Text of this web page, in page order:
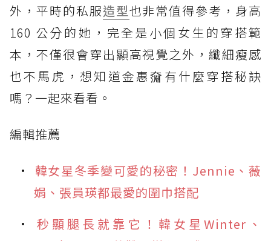
外，平時的私服造型也非常值得參考，身高
160 公分的她，完全是小個女生的穿搭範
本，不僅很會穿出顯高視覺之外，纖細瘦感
也不馬虎，想知道金惠奫有什麼穿搭秘訣
嗎？一起來看看。
編輯推薦
韓女星冬季變可愛的秘密！Jennie、薇
娟、張員瑛都最愛的圍巾搭配
秒顯腿長就靠它！韓女星Winter、